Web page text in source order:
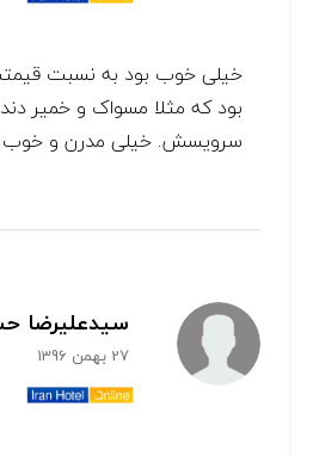
خیلی خوب بود به نسبت
بود که مثلا مسواک و خمیر
سرویسش. خیلی مدرن و خوب
سيدعليرضا
27 بهمن 1396